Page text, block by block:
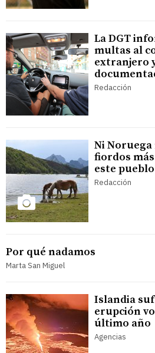
La DGT
multas al
extranjero
Redacción
Ni
fiordos
este
Redacción
Por qué nadamos
Marta San Miguel
Islandia
erupción
último año
Agencias